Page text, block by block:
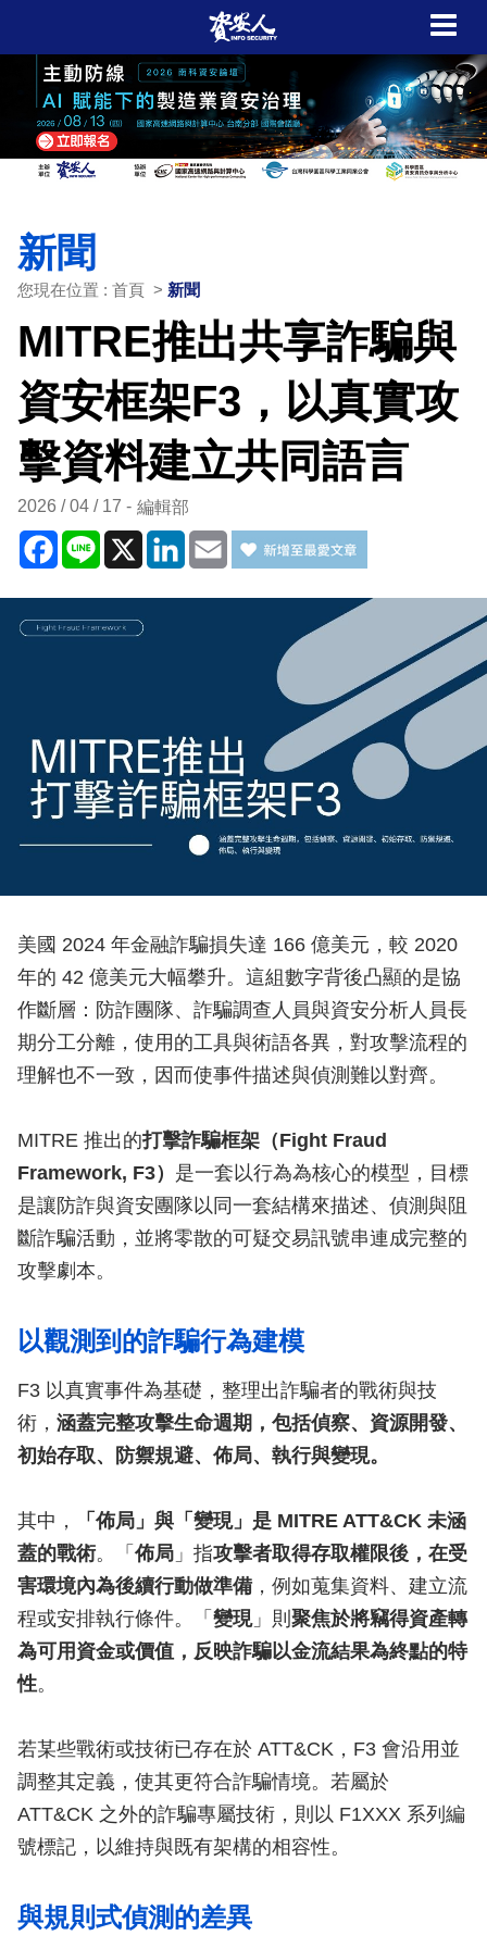
新聞
您現在位置 : 首頁 > 新聞
MITRE推出共享詐騙與
資安框架F3，以真實攻
擊資料建立共同語言
2026 / 04 / 17 編輯部
Facebook
Line X LinkedIn
Email
美國 2024 年金融詐騙損失達 166 億美元，較 2020
年的 42 億美元大幅攀升。這組數字背後凸顯的是協
作斷層：防詐團隊、詐騙調查人員與資安分析人員長
期分工分離，使用的工具與術語各異，對攻擊流程的
理解也不一致，因而使事件描述與偵測難以對齊。
MITRE 推出的打擊詐騙框架（Fight Fraud
Framework, F3） 是一套以行為為核心的模型，目標
是讓防詐與資安團隊以同一套結構來描述、偵測與阻
斷詐騙活動，並將零散的可疑交易訊號串連成完整的
攻擊劇本。
以觀測到的詐騙行為建模
F3 以真實事件為基礎，整理出詐騙者的戰術與技
術， 涵蓋完整攻擊生命週期，包括偵察、資源開發、
初始存取、防禦規避、佈局、執行與變現。
其中，
「佈局」與「變現」是 MITRE ATT&CK 未涵
蓋的戰術。「 佈局」指攻擊者取得存取權限後，在受
害環境內為後續行動做準備，例如蒐集資料、建立流
程或安排執行條件。「 變現」則 聚焦於將竊得資產轉
為可用資金或價值，反映詐騙以金流結果為終點的特
性。
若某些戰術或技術已存在於 ATT&CK，F3 會沿用並
調整其定義，使其更符合詐騙情境。若屬於
ATT&CK 之外的詐騙專屬技術，則以 F1XXX 系列編
號標記，以維持與既有架構的相容性。
與規則式偵測的差異